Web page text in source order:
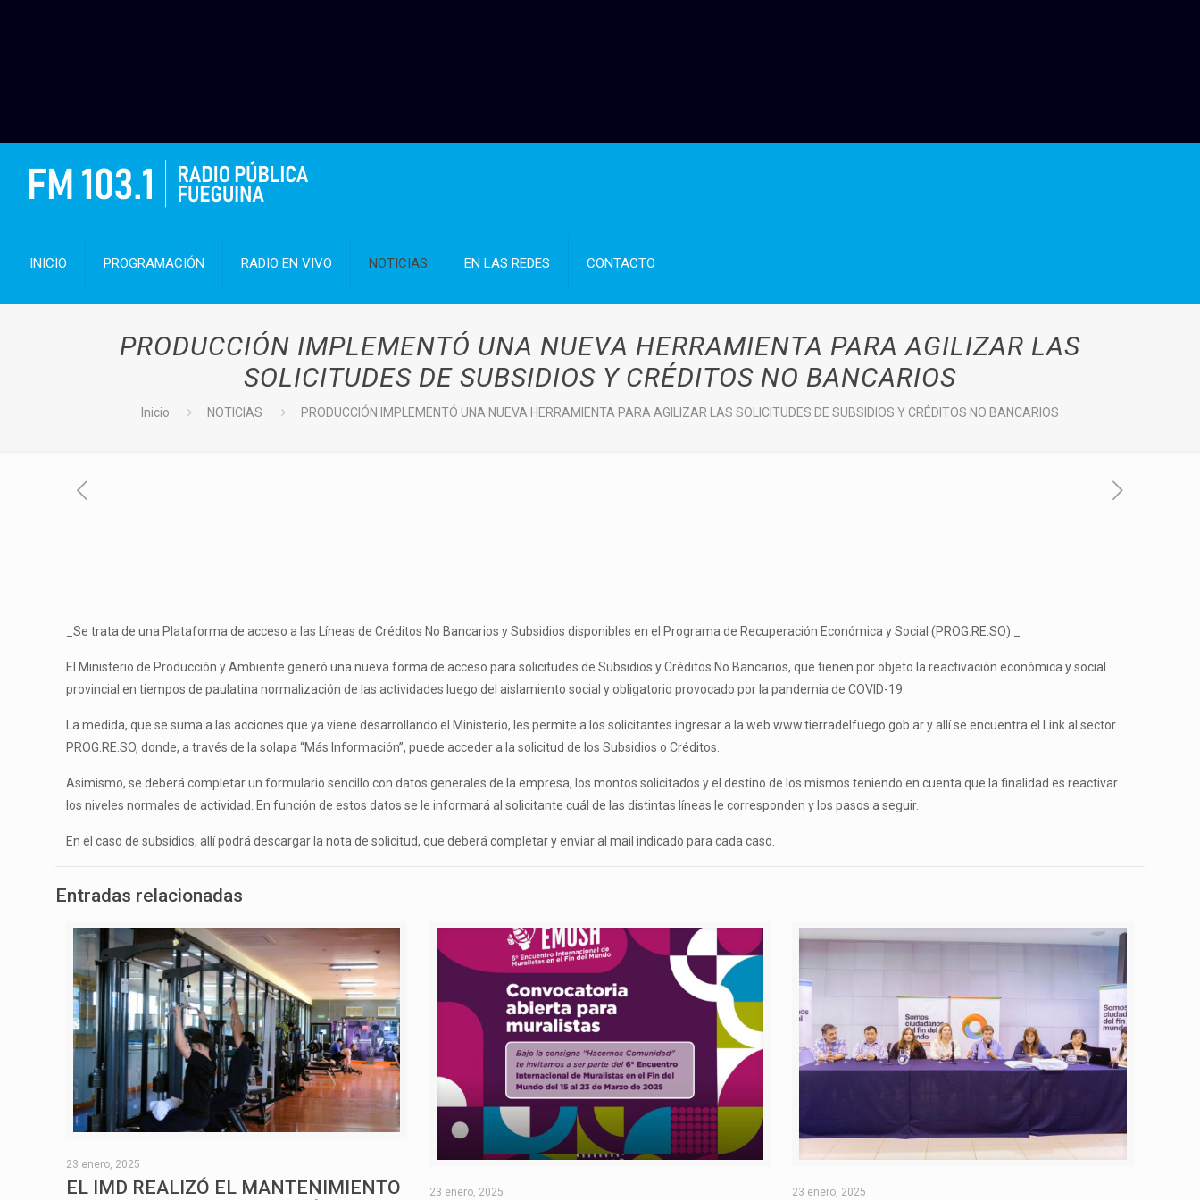
INICIO PROGRAMACIÓN RADIO EN VIVO NOTICIAS EN LAS REDES CONTACTO
PRODUCCIÓN IMPLEMENTÓ UNA NUEVA HERRAMIENTA PARA AGILIZAR LAS
SOLICITUDES DE SUBSIDIOS Y CRÉDITOS NO BANCARIOS
Inicio NOTICIAS PRODUCCIÓN IMPLEMENTÓ UNA NUEVA HERRAMIENTA PARA AGILIZAR LAS SOLICITUDES DE SUBSIDIOS Y CRÉDITOS NO BANCARIOS
_Se trata de una Plataforma de acceso a las Líneas de Créditos No Bancarios y Subsidios disponibles en el Programa de Recuperación Económica y Social (PROG.RE.SO)._
El Ministerio de Producción y Ambiente generó una nueva forma de acceso para solicitudes de Subsidios y Créditos No Bancarios, que tienen por objeto la reactivación económica y social
provincial en tiempos de paulatina normalización de las actividades luego del aislamiento social y obligatorio provocado por la pandemia de COVID-19.
La medida, que se suma a las acciones que ya viene desarrollando el Ministerio, les permite a los solicitantes ingresar a la web www.tierradelfuego.gob.ar y allí se encuentra el Link al sector
PROG.RE.SO, donde, a través de la solapa “Más Información”, puede acceder a la solicitud de los Subsidios o Créditos.
Asimismo, se deberá completar un formulario sencillo con datos generales de la empresa, los montos solicitados y el destino de los mismos teniendo en cuenta que la finalidad es reactivar
los niveles normales de actividad. En función de estos datos se le informará al solicitante cuál de las distintas líneas le corresponden y los pasos a seguir.
En el caso de subsidios, allí podrá descargar la nota de solicitud, que deberá completar y enviar al mail indicado para cada caso.
Entradas relacionadas
23 enero, 2025
EL IMD REALIZÓ EL MANTENIMIENTO
23 enero, 2025 23 enero, 2025